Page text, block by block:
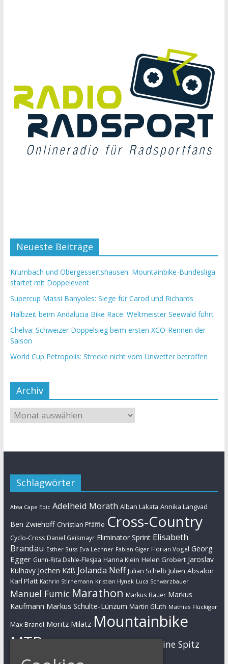
Neueste Beiträge
Krumbach und Obergessertshausen: Mountainbike-Bundesliga
startet mit Doppelevent
Supercup Massi Banyoles: Siege für Carod und Richards
Halbzeit beim Andalucia Bike Race: Weltmeister Seewald führt
Chelva: Schweizer Doppelsieg beim ersten XCO-Rennen der
Saison
World Cup Petropolis: Strecke nicht vom Unwetter betroffen
Archiv
Schlagwörter
Absa Cape Epic Adelheid Morath Alban Lakata Annika Langvad
Ben Zwiehoff Christian Pfäffle Cross-Country
Cyclo-Cross Daniel Geismayr Eliminator Sprint Elisabeth
Brandau Esther Süss Eva Lechner Fabian Giger Florian Vogel Georg
Egger Gunn-Rita Dahle-Flesjaa Hanna Klein Helen Grobert Jaroslav
Kulhavy Jochen Käß Jolanda Neff Julian Schelb Julien Absalon
Karl Platt Kathrin Stirnemann Kristian Hynek Luca Schwarzbauer
Manuel Fumic Marathon Markus Bauer Markus
Kaufmann Markus Schulte-Lünzum Martin Gluth Mathias Flückiger
Max Brandl Moritz Milatz Mountainbike
MTB
Sabine Spitz
Simon Stiebjahn